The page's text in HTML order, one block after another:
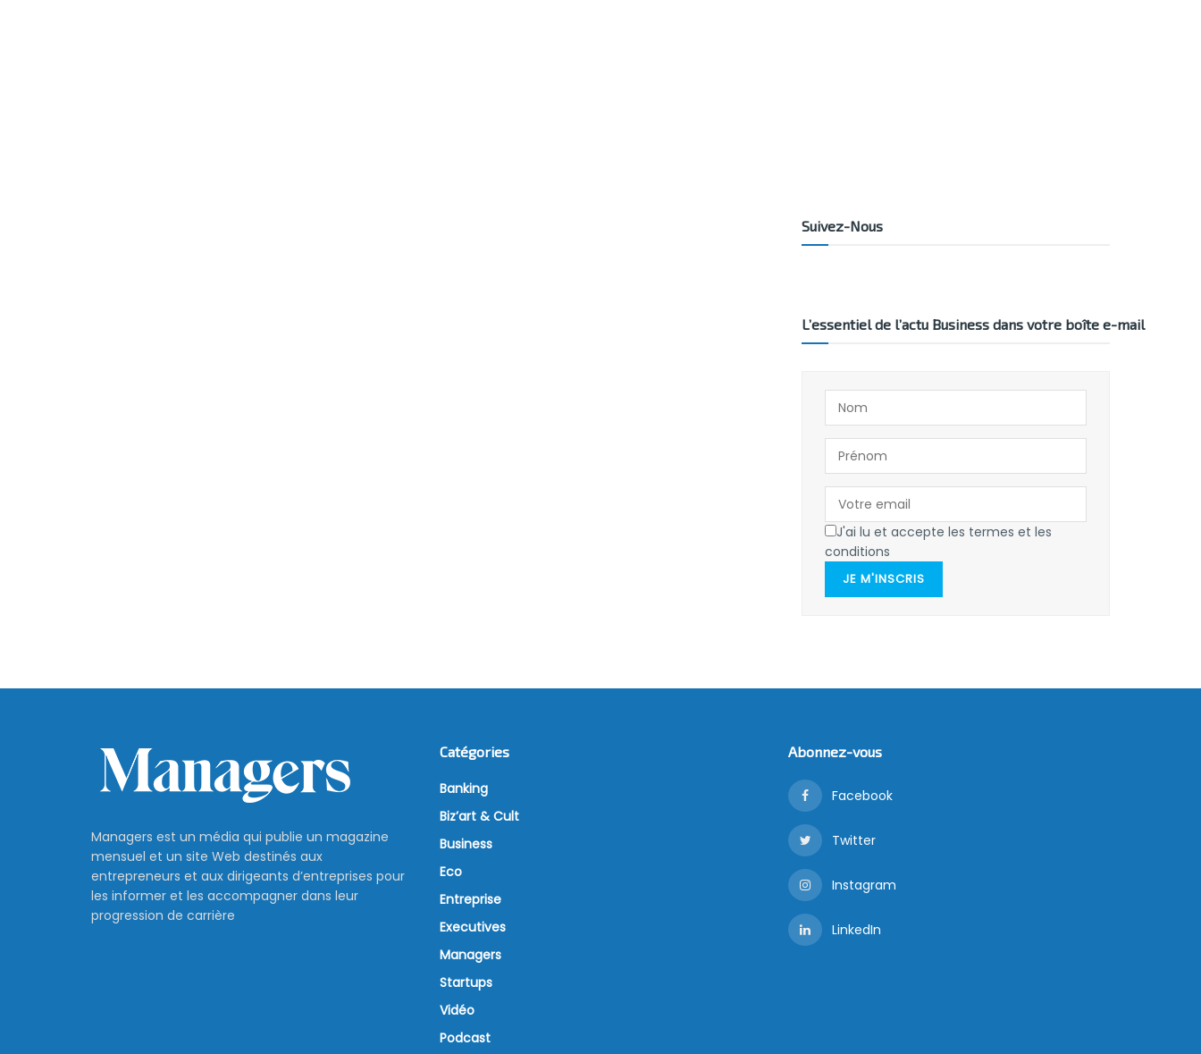
Suivez-Nous
L’essentiel de l’actu Business dans votre boîte e-mail
J'ai lu et accepte les termes et les
conditions
JE M'INSCRIS
Managers est un média qui publie un magazine
mensuel et un site Web destinés aux
entrepreneurs et aux dirigeants d’entreprises pour
les informer et les accompagner dans leur
progression de carrière
Catégories
Banking
Biz’art & Cult
Business
Eco
Entreprise
Executives
Managers
Startups
Vidéo
Podcast
Abonnez-vous
Facebook
Twitter
Instagram
LinkedIn